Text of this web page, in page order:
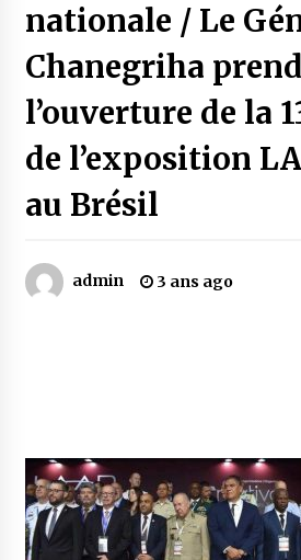
Oum el Gaïla /
4 ans ago
montagnards
5 ans ago
Le monstrueux vieillard (Un récit du
algérien)
nationale / Le
Chanegriha
l’ouverture de la
de l’exposition
au Brésil
admin 3 ans ago